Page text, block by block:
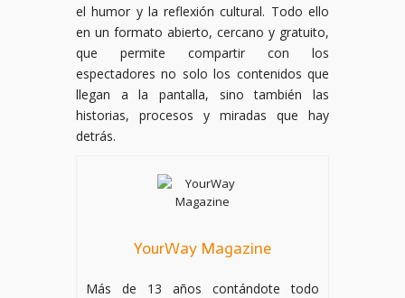
el humor y la reflexión cultural. Todo ello
en un formato abierto, cercano y gratuito,
que permite compartir con los
espectadores no solo los contenidos que
llegan a la pantalla, sino también las
historias, procesos y miradas que hay
detrás.
YourWay Magazine
Más de 13 años contándote todo